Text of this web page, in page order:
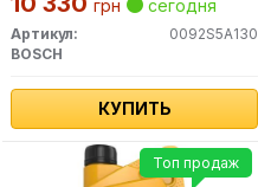
грн сегодня
Артикул:
0092S5A130
BOSCH
КУПИТЬ
Топ продаж